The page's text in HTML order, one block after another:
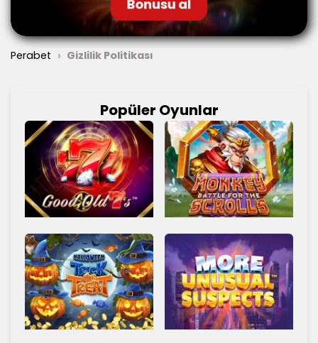
Bonusu al
Perabet › Gizlilik Politikası
Popüler Oyunlar